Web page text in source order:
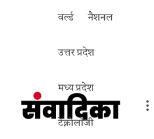
वर्ल्ड नैशनल
उत्तर प्रदेश
मध्य प्रदेश
टेक्नोलॉजी